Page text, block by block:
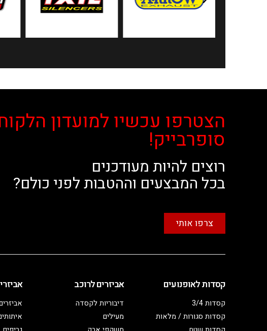
הצטרפו עכשיו למועדון
סופרבייק!
רוצים להיות מעודכנים
בכל המבצעים וההטבות לפני כולם?
צרפו אותי
קסדות לאופנועים
קסדות 3/4
קסדות סגורות / מלאות
אביזרים לרוכב
דיבוריות לקסדה
מעילים